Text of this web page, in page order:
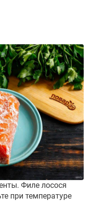
Филе лосося
при температуре